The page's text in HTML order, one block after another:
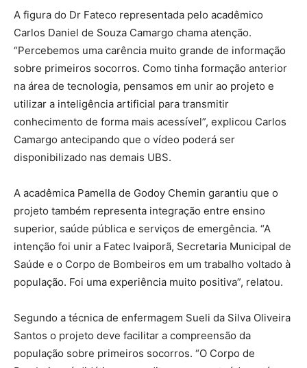
A figura do Dr Fateco representada pelo acadêmico
Carlos Daniel de Souza Camargo chama atenção.
“Percebemos uma carência muito grande de informação
sobre primeiros socorros. Como tinha formação anterior
na área de tecnologia, pensamos em unir ao projeto e
utilizar a inteligência artificial para transmitir
conhecimento de forma mais acessível”, explicou Carlos
Camargo antecipando que o vídeo poderá ser
disponibilizado nas demais UBS.
A acadêmica Pamella de Godoy Chemin garantiu que o
projeto também representa integração entre ensino
superior, saúde pública e serviços de emergência. “A
intenção foi unir a Fatec Ivaiporã, Secretaria Municipal de
Saúde e o Corpo de Bombeiros em um trabalho voltado à
população. Foi uma experiência muito positiva”, relatou.
Segundo a técnica de enfermagem Sueli da Silva Oliveira
Santos o projeto deve facilitar a compreensão da
população sobre primeiros socorros. “O Corpo de